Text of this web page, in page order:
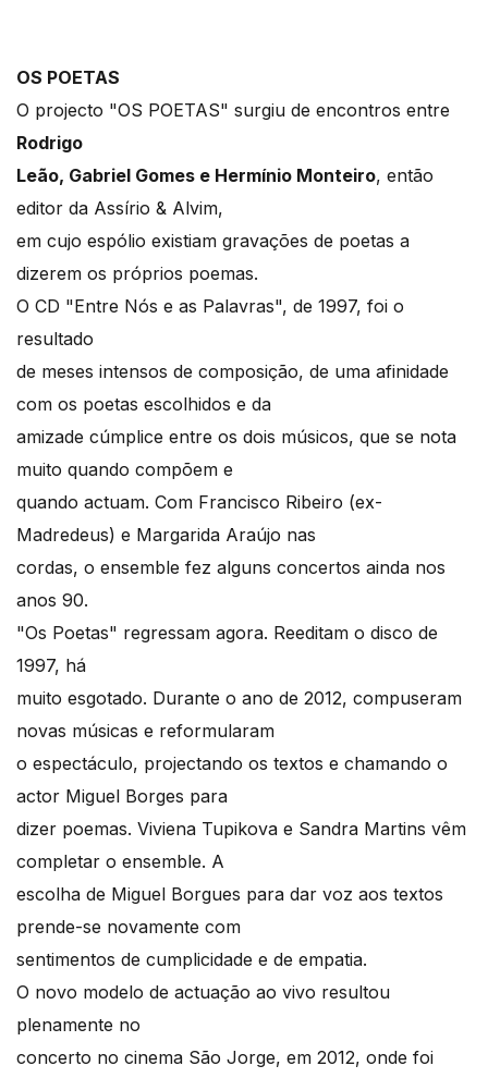
OS POETAS
O projecto "OS POETAS" surgiu de encontros entre
Rodrigo
Leão, Gabriel Gomes e Hermínio Monteiro, então
editor da Assírio & Alvim,
em cujo espólio existiam gravações de poetas a
dizerem os próprios poemas.
O CD "Entre Nós e as Palavras", de 1997, foi o
resultado
de meses intensos de composição, de uma afinidade
com os poetas escolhidos e da
amizade cúmplice entre os dois músicos, que se nota
muito quando compõem e
quando actuam. Com Francisco Ribeiro (ex-
Madredeus) e Margarida Araújo nas
cordas, o ensemble fez alguns concertos ainda nos
anos 90.
"Os Poetas" regressam agora. Reeditam o disco de
1997, há
muito esgotado. Durante o ano de 2012, compuseram
novas músicas e reformularam
o espectáculo, projectando os textos e chamando o
actor Miguel Borges para
dizer poemas. Viviena Tupikova e Sandra Martins vêm
completar o ensemble. A
escolha de Miguel Borgues para dar voz aos textos
prende-se novamente com
sentimentos de cumplicidade e de empatia.
O novo modelo de actuação ao vivo resultou
plenamente no
concerto no cinema São Jorge, em 2012, onde foi